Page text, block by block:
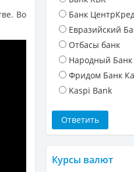
Во
Банк
Евразийский
Отбасы банк
Народный Банк
Фридом Банк
Kaspi Bank
Курсы валют